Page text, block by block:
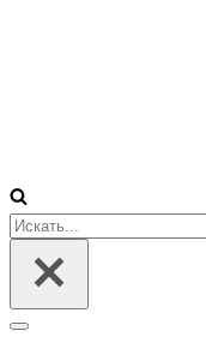
Искать...